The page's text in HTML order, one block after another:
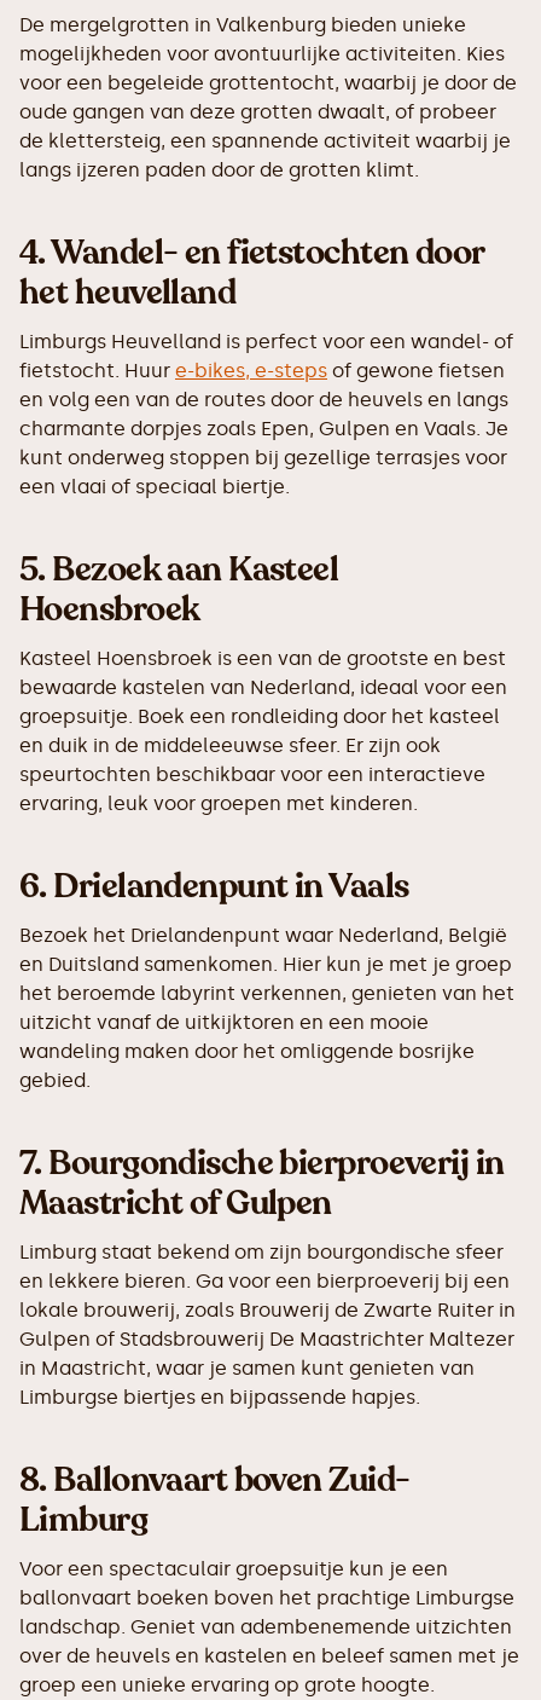
De mergelgrotten in Valkenburg bieden unieke
mogelijkheden voor avontuurlijke activiteiten. Kies
voor een begeleide grottentocht, waarbij je door de
oude gangen van deze grotten dwaalt, of probeer
de klettersteig, een spannende activiteit waarbij je
langs ijzeren paden door de grotten klimt.
4.Wandel- en fietstochten door
het heuvelland
Limburgs Heuvelland is perfect voor een wandel- of
fietstocht. Huur e-bikes, e-steps of gewone fietsen
en volg een van de routes door de heuvels en langs
charmante dorpjes zoals Epen, Gulpen en Vaals. Je
kunt onderweg stoppen bij gezellige terrasjes voor
een vlaai of speciaal biertje.
5.Bezoek aan Kasteel
Hoensbroek
Kasteel Hoensbroek is een van de grootste en best
bewaarde kastelen van Nederland, ideaal voor een
groepsuitje. Boek een rondleiding door het kasteel
en duik in de middeleeuwse sfeer. Er zijn ook
speurtochten beschikbaar voor een interactieve
ervaring, leuk voor groepen met kinderen.
6.Drielandenpunt in Vaals
Bezoek het Drielandenpunt waar Nederland, België
en Duitsland samenkomen. Hier kun je met je groep
het beroemde labyrint verkennen, genieten van het
uitzicht vanaf de uitkijktoren en een mooie
wandeling maken door het omliggende bosrijke
gebied.
7.Bourgondische bierproeverij in
Maastricht of Gulpen
Limburg staat bekend om zijn bourgondische sfeer
en lekkere bieren. Ga voor een bierproeverij bij een
lokale brouwerij, zoals Brouwerij de Zwarte Ruiter in
Gulpen of Stadsbrouwerij De Maastrichter Maltezer
in Maastricht, waar je samen kunt genieten van
Limburgse biertjes en bijpassende hapjes.
8.Ballonvaart boven Zuid-
Limburg
Voor een spectaculair groepsuitje kun je een
ballonvaart boeken boven het prachtige Limburgse
landschap. Geniet van adembenemende uitzichten
over de heuvels en kastelen en beleef samen met je
groep een unieke ervaring op grote hoogte.